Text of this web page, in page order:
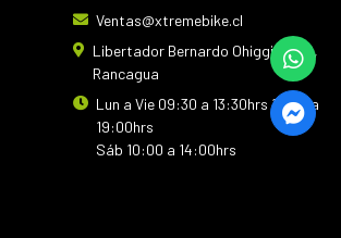
Ventas@xtremebike.cl
Libertador Bernardo Ohiggins 410,
Rancagua
Lun a Vie 09:30 a 13:30hrs 14:30 a
19:00hrs
Sáb 10:00 a 14:00hrs